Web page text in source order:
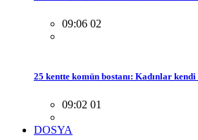
09:06 02
25 kentte komün bostanı: Kadınlar
09:02 01
DOSYA